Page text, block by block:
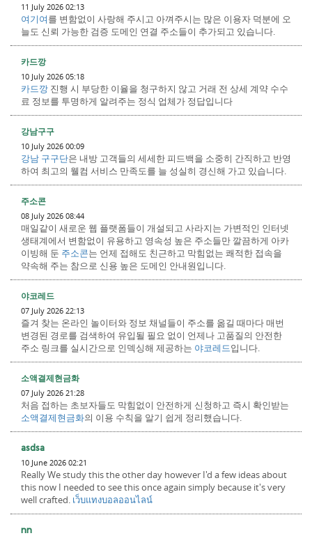
11 July 2026 02:13
여기여를 변함없이 사랑해 주시고 아껴주시는 많은 이용자 덕분에 오
늘도 신뢰 가능한 검증 도메인 연결 주소들이 추가되고 있습니다.
카드깡
10 July 2026 05:18
카드깡 진행 시 부당한 이율을 청구하지 않고 거래 전 상세 계약 수수
료 정보를 투명하게 알려주는 정식 업체가 정답입니다
강남구구
10 July 2026 00:09
강남 구구단은 내방 고객들의 세세한 피드백을 소중히 간직하고 반영
하여 최고의 웰컴 서비스 만족도를 늘 성실히 경신해 가고 있습니다.
주소콘
08 July 2026 08:44
매일같이 새로운 웹 플랫폼들이 개설되고 사라지는 가변적인 인터넷
생태계에서 변함없이 유용하고 영속성 높은 주소들만 깔끔하게 아카
이빙해 둔 주소콘는 언제 접해도 친근하고 막힘없는 쾌적한 접속을
약속해 주는 참으로 신용 높은 도메인 안내원입니다.
야코레드
07 July 2026 22:13
즐겨 찾는 온라인 놀이터와 정보 채널들이 주소를 옮길 때마다 매번
변경된 경로를 검색하여 유입될 필요 없이 언제나 고품질의 안전한
주소 링크를 실시간으로 인덱싱해 제공하는 야코레드입니다.
소액결제현금화
07 July 2026 21:28
처음 접하는 초보자들도 막힘없이 안전하게 신청하고 즉시 확인받는
소액결제현금화의 이용 수칙을 알기 쉽게 정리했습니다.
asdsa
10 June 2026 02:21
Really We study this the other day however I'd a few ideas about
this now I needed to see this once again simply because it's very
well crafted. เว็บแทงบอลออนไลน์
nn